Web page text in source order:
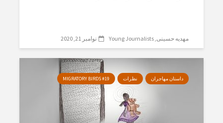
مهدیه حسینی Young Journalists نوامبر 21, 2020
داستان مهاجران نظرات MIGRATORY BIRDS #19